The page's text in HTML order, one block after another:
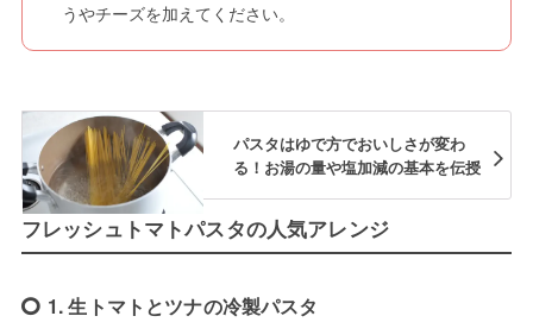
うやチーズを加えてください。
パスタはゆで方でおいしさが変わ
る！お湯の量や塩加減の基本を伝授
フレッシュトマトパスタの人気アレンジ
1. 生トマトとツナの冷製パスタ